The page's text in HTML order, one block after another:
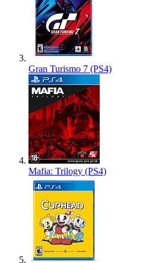
Gran Turismo 7 (PS4)
Mafia: Trilogy (PS4)